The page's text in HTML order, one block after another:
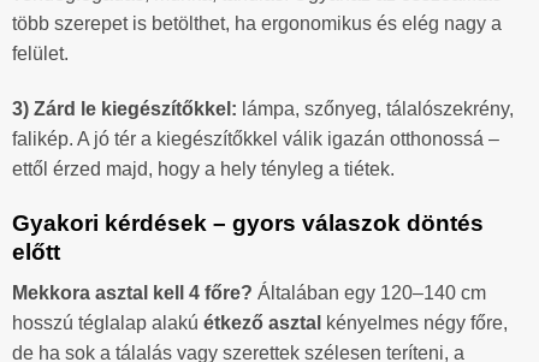
több szerepet is betölthet, ha ergonomikus és elég nagy a
felület.
3) Zárd le kiegészítőkkel: lámpa, szőnyeg, tálalószekrény,
falikép. A jó tér a kiegészítőkkel válik igazán otthonossá –
ettől érzed majd, hogy a hely tényleg a tiétek.
Gyakori kérdések – gyors válaszok döntés
előtt
Mekkora asztal kell 4 főre? Általában egy 120–140 cm
hosszú téglalap alakú étkező asztal kényelmes négy főre,
de ha sok a tálalás vagy szerettek szélesen teríteni, a